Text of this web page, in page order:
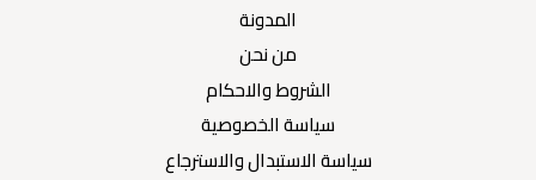
المدونة
من نحن
الشروط والاحكام
سياسة الخصوصية
سياسة الاستبدال والاسترجاع